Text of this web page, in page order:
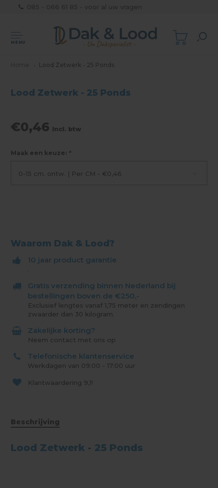
MENU
Lood Zetwerk - 25 Ponds
Lood Zetwerk - 25 Ponds
€0,46 Incl. btw
Maak een keuze: *
0-15 cm. ontw. | Per CM - €0,46
Waarom Dak & Lood?
10 jaar product garantie
Gratis verzending binnen Nederland bij
bestellingen boven de €250,-
Exclusief lengtes vanaf 1,75 meter en zendingen
zwaarder dan 30 kilogram.
Zakelijke korting?
Neem contact met ons op
Telefonische klantenservice
Werkdagen van 09:00 - 17:00 uur
Klantwaardering 9,1!
Beschrijving
Lood Zetwerk - 25 Ponds